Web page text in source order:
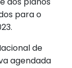
para o
de
agendada